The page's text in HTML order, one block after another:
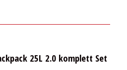
25L 2.0 komplett Set